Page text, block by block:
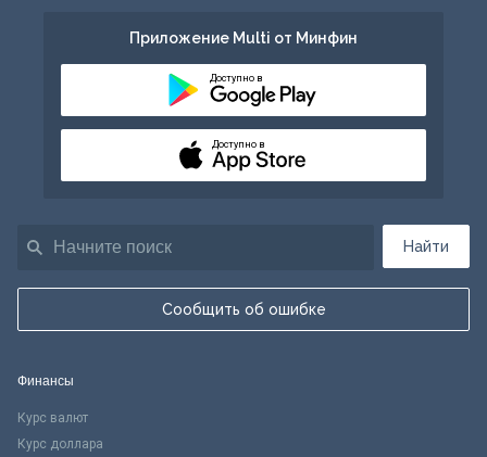
Найти
Сообщить об ошибке
Приложение Multi от Минфин
Доступно в
Доступно в
Финансы
Курс валют
Курс доллара